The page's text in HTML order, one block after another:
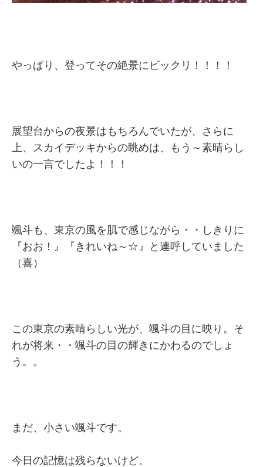
やっぱり、登ってその絶景にビックリ！！！！
展望台からの夜景はもちろんでいたが、さらに
上、スカイデッキからの眺めは、もう～素晴らし
いの一言でしたよ！！！
颯斗も、東京の風を肌で感じながら・・しきりに
『おお！』『きれいね～☆』と連呼していました
（喜）
この東京の素晴らしい光が、颯斗の目に映り。そ
れが将来・・颯斗の目の輝きにかわるのでしょ
う。。
まだ、小さい颯斗です。
今日の記憶は残らないけど。